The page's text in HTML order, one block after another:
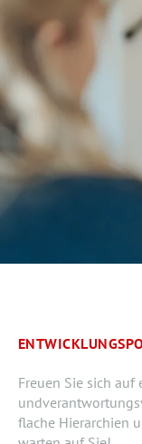
Freuen Sie sich
flache Hierarchien